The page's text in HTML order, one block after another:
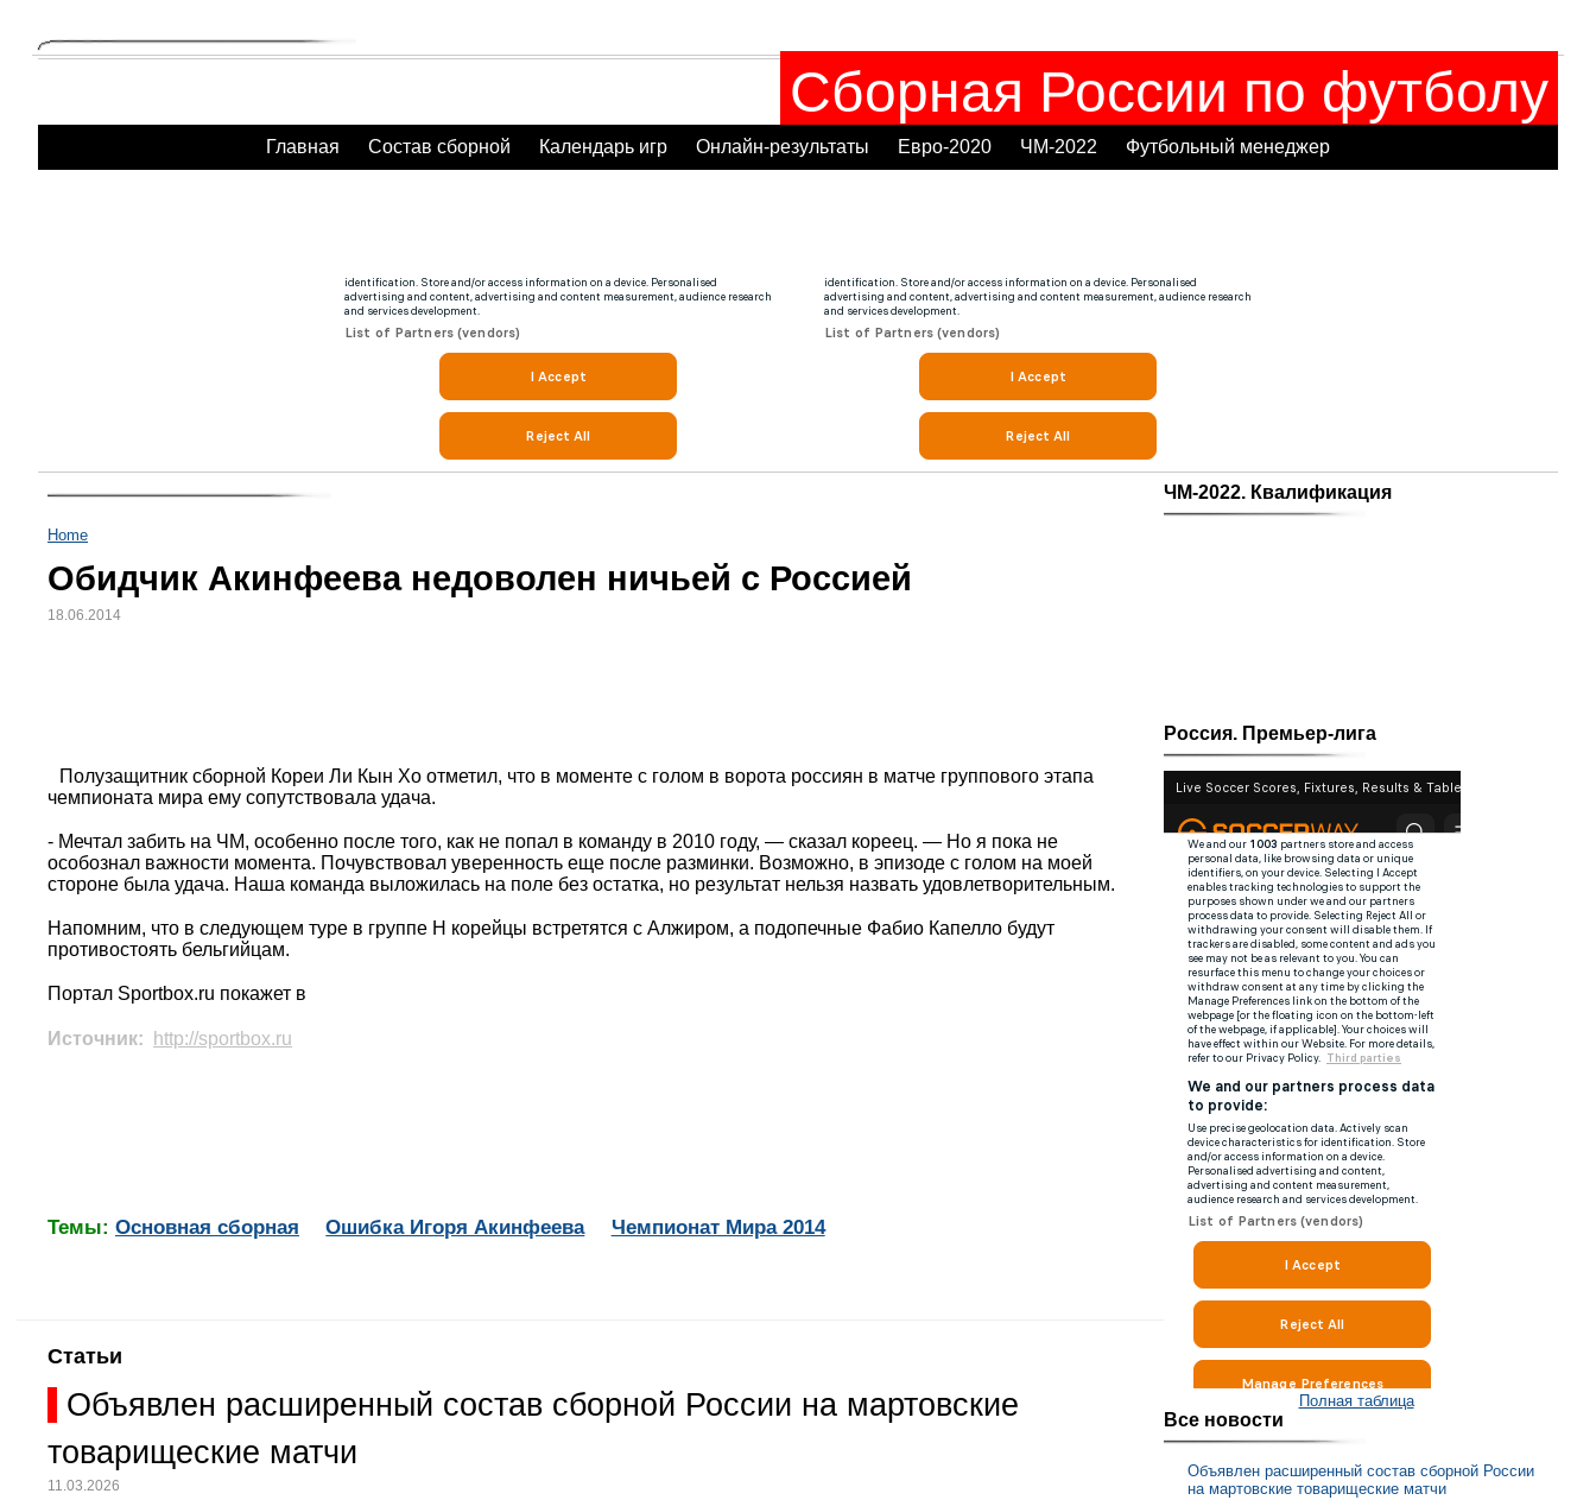
Сборная России по футболу
Главная Состав сборной Календарь игр Онлайн-результаты Евро-2020 ЧМ-2022 Футбольный менеджер
Home
Обидчик Акинфеева недоволен ничьей с Россией
18.06.2014
Полузащитник сборной Кореи Ли Кын Хо отметил, что в моменте с голом в ворота россиян в матче группового этапа
чемпионата мира ему сопутствовала удача.
- Мечтал забить на ЧМ, особенно после того, как не попал в команду в 2010 году, — сказал кореец. — Но я пока не
особознал важности момента. Почувствовал уверенность еще после разминки. Возможно, в эпизоде с голом на моей
стороне была удача. Наша команда выложилась на поле без остатка, но результат нельзя назвать удовлетворительным.
Напомним, что в следующем туре в группе H корейцы встретятся с Алжиром, а подопечные Фабио Капелло будут
противостоять бельгийцам.
Портал Sportbox.ru покажет в
Источник: http://sportbox.ru
Темы: Основная сборная Ошибка Игоря Акинфеева Чемпионат Мира 2014
Статьи
Объявлен расширенный состав сборной России на мартовские
товарищеские матчи
11.03.2026
ЧМ-2022. Квалификация
Россия. Премьер-лига
Полная таблица
Все новости
Объявлен расширенный состав сборной России
на мартовские товарищеские матчи